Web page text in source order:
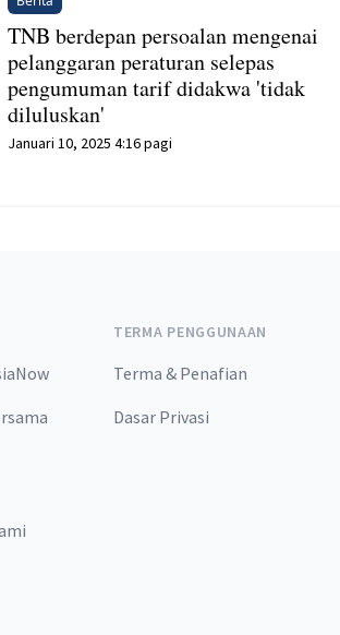
TNB berdepan persoalan mengenai
pelanggaran peraturan selepas
pengumuman tarif didakwa 'tidak
diluluskan'
Januari 10, 2025 4:16 pagi
TERMA PENGGUNAAN
Terma & Penafian
Dasar Privasi